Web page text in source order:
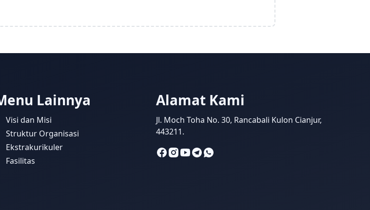
Lainnya
Visi dan Misi
Struktur Organisasi
Ekstrakurikuler
Fasilitas
Alamat Kami
Jl. Moch Toha No. 30, Rancabali Kulon Cianjur,
443211.